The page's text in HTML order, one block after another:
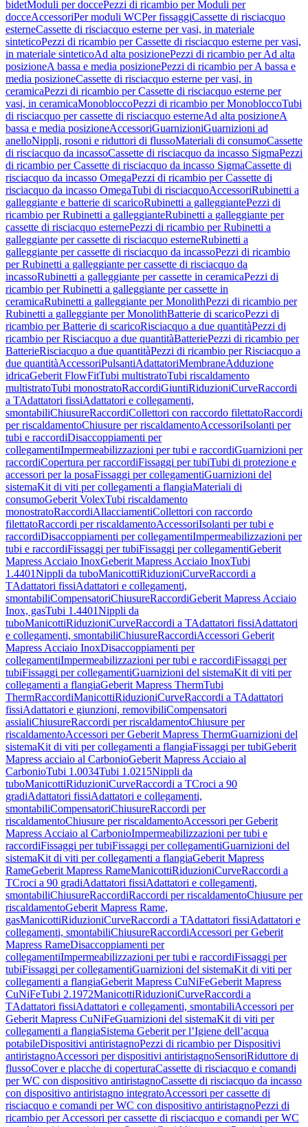
bidetModuli per doccePezzi di ricambio per Moduli per
docceAccessoriPer moduli WCPer fissaggiCassette di risciacquo
esterneCassette di risciacquo esterne per vasi, in materiale
sinteticoPezzi di ricambio per Cassette di risciacquo esterne per vasi,
in materiale sinteticoAd alta posizionePezzi di ricambio per Ad alta
posizioneA bassa e media posizionePezzi di ricambio per A bassa e
media posizioneCassette di risciacquo esterne per vasi, in
ceramicaPezzi di ricambio per Cassette di risciacquo esterne per
vasi, in ceramicaMonobloccoPezzi di ricambio per MonobloccoTubi
di risciacquo per cassette di risciacquo esterneAd alta posizioneA
bassa e media posizioneAccessoriGuarnizioniGuarnizioni ad
anelloNippli, rosoni e riduttori di flussoMateriali di consumoCassette
di risciacquo da incassoCassette di risciacquo da incasso SigmaPezzi
di ricambio per Cassette di risciacquo da incasso SigmaCassette di
risciacquo da incasso OmegaPezzi di ricambio per Cassette di
risciacquo da incasso OmegaTubi di risciacquoAccessoriRubinetti a
galleggiante e batterie di scaricoRubinetti a galleggiantePezzi di
ricambio per Rubinetti a galleggianteRubinetti a galleggiante per
cassette di risciacquo esternePezzi di ricambio per Rubinetti a
galleggiante per cassette di risciacquo esterneRubinetti a
galleggiante per cassette di risciacquo da incassoPezzi di ricambio
per Rubinetti a galleggiante per cassette di risciacquo da
incassoRubinetti a galleggiante per cassette in ceramicaPezzi di
ricambio per Rubinetti a galleggiante per cassette in
ceramicaRubinetti a galleggiante per MonolithPezzi di ricambio per
Rubinetti a galleggiante per MonolithBatterie di scaricoPezzi di
ricambio per Batterie di scaricoRisciacquo a due quantitàPezzi di
ricambio per Risciacquo a due quantitàBatteriePezzi di ricambio per
BatterieRisciacquo a due quantitàPezzi di ricambio per Risciacquo a
due quantitàAccessoriPulsantiAdattatoriMembraneAdduzione
idricaGeberit FlowFitTubi multistratoTubi riscaldamento
multistratoTubi monostratoRaccordiGiuntiRiduzioniCurveRaccordi
a TAdattatori fissiAdattatori e collegamenti,
smontabiliChiusureRaccordiCollettori con raccordo filettatoRaccordi
per riscaldamentoChiusure per riscaldamentoAccessoriIsolanti per
tubi e raccordiDisaccoppiamenti per
collegamentiImpermeabilizzazioni per tubi e raccordiGuarnizioni per
raccordiCopertura per raccordiFissaggi per tubiTubi di protezione e
accessori per la posaFissaggi per collegamentiGuarnizioni del
sistemaKit di viti per collegamenti a flangiaMateriali di
consumoGeberit VolexTubi riscaldamento
monostratoRaccordiAllacciamentiCollettori con raccordo
filettatoRaccordi per riscaldamentoAccessoriIsolanti per tubi e
raccordiDisaccoppiamenti per collegamentiImpermeabilizzazioni per
tubi e raccordiFissaggi per tubiFissaggi per collegamentiGeberit
Mapress Acciaio InoxGeberit Mapress Acciaio InoxTubi
1.4401Nippli da tuboManicottiRiduzioniCurveRaccordi a
TAdattatori fissiAdattatori e collegamenti,
smontabiliCompensatoriChiusureRaccordiGeberit Mapress Acciaio
Inox, gasTubi 1.4401Nippli da
tuboManicottiRiduzioniCurveRaccordi a TAdattatori fissiAdattatori
e collegamenti, smontabiliChiusureRaccordiAccessori Geberit
Mapress Acciaio InoxDisaccoppiamenti per
collegamentiImpermeabilizzazioni per tubi e raccordiFissaggi per
tubiFissaggi per collegamentiGuarnizioni del sistemaKit di viti per
collegamenti a flangiaGeberit Mapress ThermTubi
ThermRaccordiManicottiRiduzioniCurveRaccordi a TAdattatori
fissiAdattatori e giunzioni, removibiliCompensatori
assialiChiusureRaccordi per riscaldamentoChiusure per
riscaldamentoAccessori per Geberit Mapress ThermGuarnizioni del
sistemaKit di viti per collegamenti a flangiaFissaggi per tubiGeberit
Mapress acciaio al CarbonioGeberit Mapress Acciaio al
CarbonioTubi 1.0034Tubi 1.0215Nippli da
tuboManicottiRiduzioniCurveRaccordi a TCroci a 90
gradiAdattatori fissiAdattatori e collegamenti,
smontabiliCompensatoriChiusureRaccordi per
riscaldamentoChiusure per riscaldamentoAccessori per Geberit
Mapress Acciaio al CarbonioImpermeabilizzazioni per tubi e
raccordiFissaggi per tubiFissaggi per collegamentiGuarnizioni del
sistemaKit di viti per collegamenti a flangiaGeberit Mapress
RameGeberit Mapress RameManicottiRiduzioniCurveRaccordi a
TCroci a 90 gradiAdattatori fissiAdattatori e collegamenti,
smontabiliChiusureRaccordiRaccordi per riscaldamentoChiusure per
riscaldamentoGeberit Mapress Rame,
gasManicottiRiduzioniCurveRaccordi a TAdattatori fissiAdattatori e
collegamenti, smontabiliChiusureRaccordiAccessori per Geberit
Mapress RameDisaccoppiamenti per
collegamentiImpermeabilizzazioni per tubi e raccordiFissaggi per
tubiFissaggi per collegamentiGuarnizioni del sistemaKit di viti per
collegamenti a flangiaGeberit Mapress CuNiFeGeberit Mapress
CuNiFeTubi 2.1972ManicottiRiduzioniCurveRaccordi a
TAdattatori fissiAdattatori e collegamenti, smontabiliAccessori per
Geberit Mapress CuNiFeGuarnizioni del sistemaKit di viti per
collegamenti a flangiaSistema Geberit per l’Igiene dell’acqua
potabileDispositivi antiristagnoPezzi di ricambio per Dispositivi
antiristagnoAccessori per dispositivi antiristagnoSensoriRiduttore di
flussoCover e placche di coperturaCassette di risciacquo e comandi
per WC con dispositivo antiristagnoCassette di risciacquo da incasso
con dispositivo antiristagno integratoAccessori per cassette di
risciacquo e comandi per WC con dispositivo antiristagnoPezzi di
ricambio per Accessori per cassette di risciacquo e comandi per WC